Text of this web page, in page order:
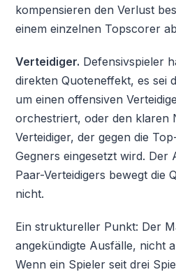
kompensieren den Verlust
einem einzelnen Topscorer
Verteidiger. Defensivspieler
direkten Quoteneffekt, es sei
um einen offensiven
orchestriert, oder den klaren
Verteidiger, der gegen die
Gegners eingesetzt wird. Der
Paar-Verteidigers bewegt die
nicht.
Ein struktureller Punkt: Der
angekündigte Ausfälle, nicht
Wenn ein Spieler seit drei